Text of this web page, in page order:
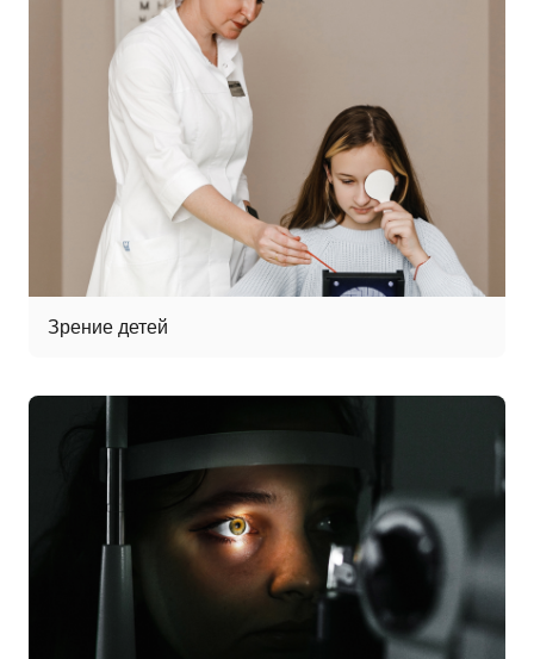
Зрение детей